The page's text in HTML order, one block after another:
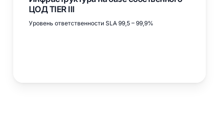
ЦОД TIER III
Уровень ответственности SLA 99,5 – 99,9%